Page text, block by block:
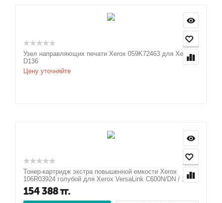
Узел направляющих печати Xerox 059K72463 для Xerox
D136
Цену уточняйте
Тонер-картридж экстра повышенной емкости Xerox
106R03924 голубой для Xerox VersaLink C600N/DN / 1...
154 388тг.